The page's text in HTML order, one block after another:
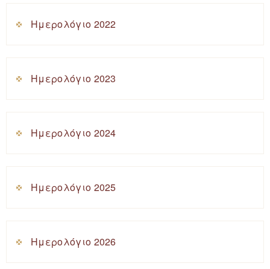
Ημερολόγιο 2022
Ημερολόγιο 2023
Ημερολόγιο 2024
Ημερολόγιο 2025
Ημερολόγιο 2026